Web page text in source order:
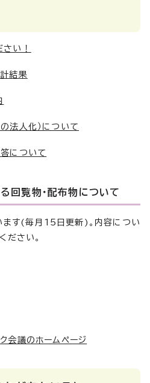
い！
結果
法人化）について
について
回覧物・配布物について
ます(毎月15日更新)。内容につい
ださい。
会議のホームページ